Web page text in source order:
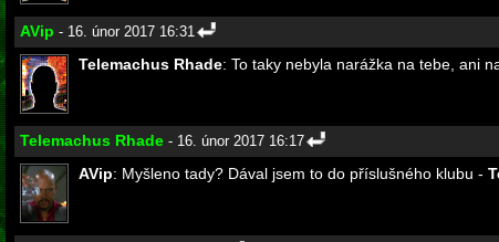
AVip - 16. únor 2017 16:31
Telemachus Rhade: To taky nebyla narážka na tebe, ani
Telemachus Rhade - 16. únor 2017 16:17
AVip: Myšleno tady? Dával jsem to do příslušného klubu -